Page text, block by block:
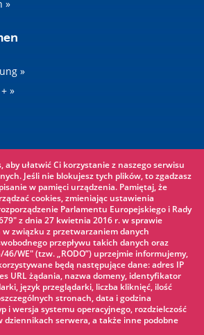
»
»
»
aby ułatwić Ci korzystanie z naszego serwisu
Jeśli nie blokujesz tych plików, to zgadzasz
w pamięci urządzenia. Pamiętaj, że
cookies, zmieniając ustawienia
Parlamentu Europejskiego i Rady
z dnia 27 kwietnia 2016 r. w sprawie
związku z przetwarzaniem danych
przepływu takich danych oraz
WE" (tzw. „RODO”) uprzejmie informujemy,
będą następujące dane: adres IP
URL żądania, nazwa domeny, identyfikator
język przeglądarki, liczba kliknięć, ilość
stronach, data i godzina
i wersja systemu operacyjnego, rozdzielczość
dziennikach serwera, a także inne podobne